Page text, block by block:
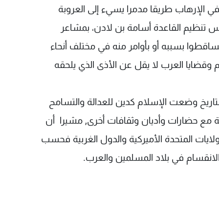
الإرهاب طريقا مدمرا يسيء إلى العروبة
تنظيم القاعدة أسامة بن لادن، بمشاعر
بسببه أو بأوامر منه في مختلف أنحاء
وقضايا العرب لا يقل عن الأذى الذي يلحقه
وضعت الإسلام كدين للعدالة والتسامح
مع حضارات وأديان وثقافات أخرى, مشيرا أن
المتحدة الأميركية والدول الغربية فحسب
في بلاد المسلمين والعرب.